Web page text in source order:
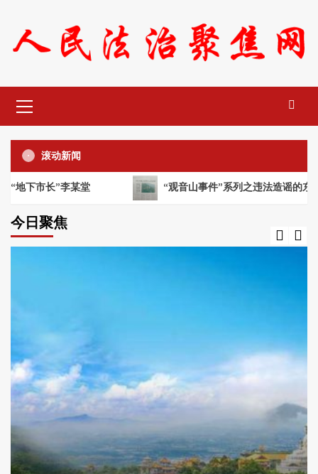
content
Menu
滚动新闻
长”李某堂 “观音山事件”系列之违法造谣的东莞“电老
今日聚焦